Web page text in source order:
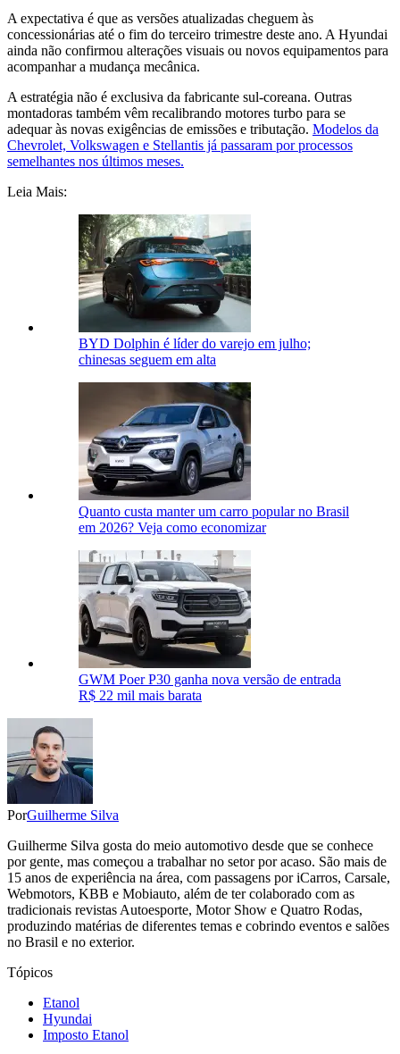
A expectativa é que as versões atualizadas cheguem às
concessionárias até o fim do terceiro trimestre deste ano. A Hyundai
ainda não confirmou alterações visuais ou novos equipamentos para
acompanhar a mudança mecânica.
A estratégia não é exclusiva da fabricante sul-coreana. Outras
montadoras também vêm recalibrando motores turbo para se
adequar às novas exigências de emissões e tributação. Modelos da
Chevrolet, Volkswagen e Stellantis já passaram por processos
semelhantes nos últimos meses.
Leia Mais:
BYD Dolphin é líder do varejo em julho;
chinesas seguem em alta
Quanto custa manter um carro popular no Brasil
em 2026? Veja como economizar
GWM Poer P30 ganha nova versão de entrada
R$ 22 mil mais barata
PorGuilherme Silva
Guilherme Silva gosta do meio automotivo desde que se conhece
por gente, mas começou a trabalhar no setor por acaso. São mais de
15 anos de experiência na área, com passagens por iCarros, Carsale,
Webmotors, KBB e Mobiauto, além de ter colaborado com as
tradicionais revistas Autoesporte, Motor Show e Quatro Rodas,
produzindo matérias de diferentes temas e cobrindo eventos e salões
no Brasil e no exterior.
Tópicos
Etanol
Hyundai
Imposto Etanol